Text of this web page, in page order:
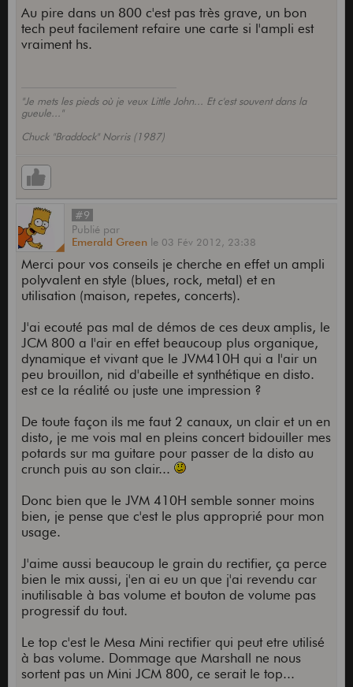
Au pire dans un 800 c'est pas très grave, un bon
tech peut facilement refaire une carte si l'ampli est
vraiment hs.
"Je mets les pieds où je veux Little John... Et c'est souvent dans la
gueule..."
Chuck "Braddock" Norris (1987)
#9
Publié par
Emerald Green le 03 Fév 2012, 23:38
Merci pour vos conseils je cherche en effet un ampli
polyvalent en style (blues, rock, metal) et en
utilisation (maison, repetes, concerts).
J'ai ecouté pas mal de démos de ces deux amplis, le
JCM 800 a l'air en effet beaucoup plus organique,
dynamique et vivant que le JVM410H qui a l'air un
peu brouillon, nid d'abeille et synthétique en disto.
est ce la réalité ou juste une impression ?
De toute façon ils me faut 2 canaux, un clair et un en
disto, je me vois mal en pleins concert bidouiller mes
potards sur ma guitare pour passer de la disto au
crunch puis au son clair...
Donc bien que le JVM 410H semble sonner moins
bien, je pense que c'est le plus approprié pour mon
usage.
J'aime aussi beaucoup le grain du rectifier, ça perce
bien le mix aussi, j'en ai eu un que j'ai revendu car
inutilisable à bas volume et bouton de volume pas
progressif du tout.
Le top c'est le Mesa Mini rectifier qui peut etre utilisé
à bas volume. Dommage que Marshall ne nous
sortent pas un Mini JCM 800, ce serait le top...